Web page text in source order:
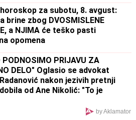
za subotu, 8. avgust:
brine zbog DVOSMISLENE
a NJIMA će teško pasti
opomena
PODNOSIMO PRIJAVU ZA
DELO" Oglasio se advokat
nakon jezivih pretnji
od Ane Nikolić: "To je
by Aklamator